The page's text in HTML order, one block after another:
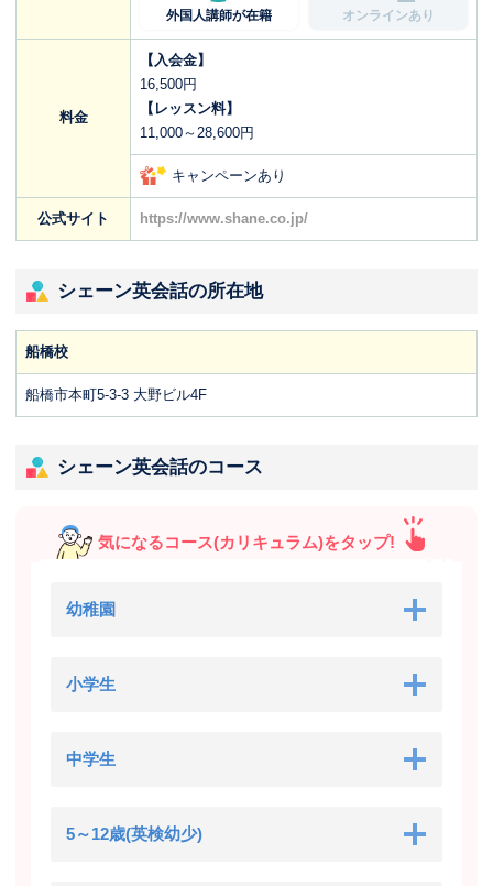
外国人講師が在籍 オンラインあり
料金
【入会金】
16,500円
【レッスン料】
11,000～28,600円
キャンペーンあり
公式サイト https://www.shane.co.jp/
シェーン英会話の所在地
船橋校
船橋市本町5-3-3 大野ビル4F
シェーン英会話のコース
気になるコース(カリキュラム)をタップ!
幼稚園
小学生
中学生
5～12歳(英検幼少)